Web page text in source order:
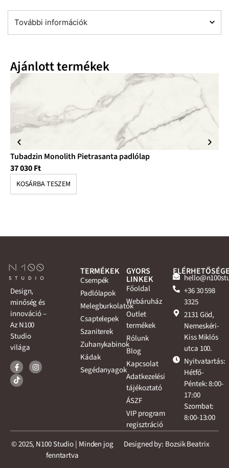
További információk
Ajánlott termékek
Tubadzin Monolith Pietrasanta padlólap
37 030Ft
KOSÁRBA TESZEM
Design,
minőség és
innováció –
Az N100
Studio
világa
TERMÉKEK
Csempék
Padlólapok
Melegburkolatok
Csaptelepek
Szaniterek
Zuhanykabinok
Kádak
Segédanyagok
GYORS
LINKEK
Főoldal
Webáruház
Outlet
termékek
Rólunk
Blog
Kapcsolat
Adatkezelési
tájékoztató
ÁSZF
VIP program
regisztráció
+36 30 598
3325
2131 Göd,
Nemeskéri-
Kiss Miklós
utca 100.
Nyitvatartás:
Hétfő-
Péntek: 8:00-
17:00
Szombat:
8:00-13:00
© 2025, N100 Studio | Minden jog
fenntartva
Designed by: Bozsik Beatrix